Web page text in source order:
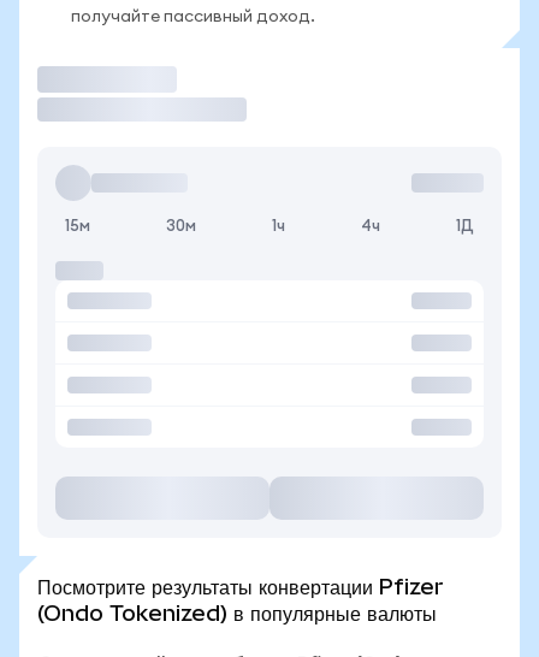
получайте пассивный доход.
15м 30м 1ч 4ч 1Д
Посмотрите результаты конвертации Pfizer
(Ondo Tokenized) в популярные валюты